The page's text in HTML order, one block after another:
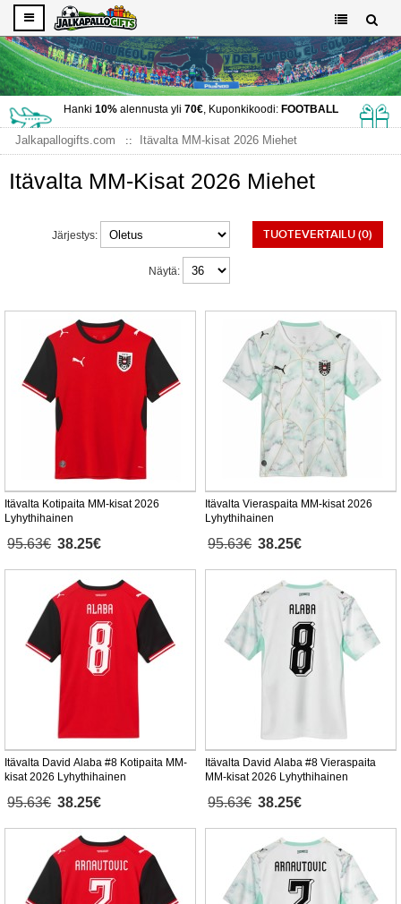
Hanki 10%alennusta yli 70€, Kuponkikoodi: FOOTBALL
Jalkapallogifts.com Itävalta MM-kisat 2026 Miehet
Itävalta MM-Kisat 2026 Miehet
TUOTEVERTAILU (0)
Järjestys:
Näytä:
Itävalta Kotipaita MM-kisat 2026
Lyhythihainen
95.63€ 38.25€
Itävalta Vieraspaita MM-kisat 2026
Lyhythihainen
95.63€ 38.25€
Itävalta David Alaba #8 Kotipaita MM-
kisat 2026 Lyhythihainen
95.63€ 38.25€
Itävalta David Alaba #8 Vieraspaita
MM-kisat 2026 Lyhythihainen
95.63€ 38.25€